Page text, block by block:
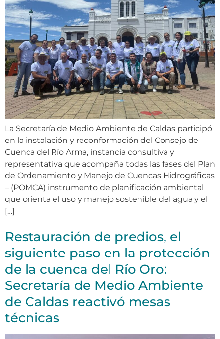
La Secretaría de Medio Ambiente de Caldas participó
en la instalación y reconformación del Consejo de
Cuenca del Río Arma, instancia consultiva y
representativa que acompaña todas las fases del Plan
de Ordenamiento y Manejo de Cuencas Hidrográficas
– (POMCA) instrumento de planificación ambiental
que orienta el uso y manejo sostenible del agua y el
[…]
Restauración de predios, el
siguiente paso en la protección
de la cuenca del Río Oro:
Secretaría de Medio Ambiente
de Caldas reactivó mesas
técnicas